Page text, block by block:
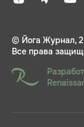
© Йога Журнал,
Все права